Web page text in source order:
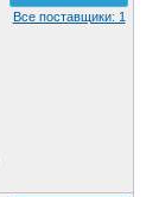
Все поставщики: 1